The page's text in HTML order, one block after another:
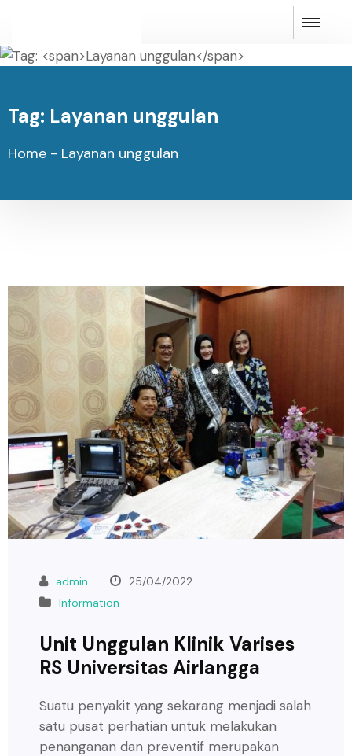
Tag: Layanan unggulan
Home - Layanan unggulan
admin
25/04/2022
Information
Unit Unggulan Klinik Varises
RS Universitas Airlangga
Suatu penyakit yang sekarang menjadi salah
satu pusat perhatian untuk melakukan
penanganan dan preventif merupakan